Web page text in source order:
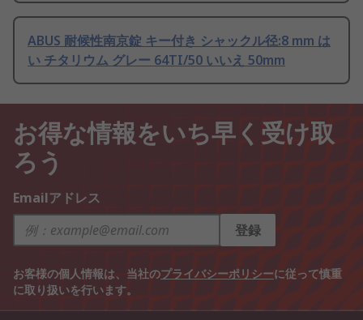
ABUS 耐候性南京錠 キー付き シャックル径:8 mm は
い チタリウム グレー 64TI/50 いいえ 50mm
お得な情報をいち早く受け取
ろう
Emailアドレス
登録
お客様の個人情報は、当社のプライバシーポリシーに従って慎重
に取り扱いを行います。